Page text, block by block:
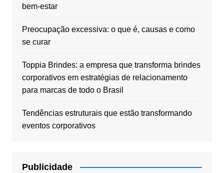
bem-estar
Preocupação excessiva: o que é, causas e como
se curar
Toppia Brindes: a empresa que transforma brindes
corporativos em estratégias de relacionamento
para marcas de todo o Brasil
Tendências estruturais que estão transformando
eventos corporativos
Publicidade